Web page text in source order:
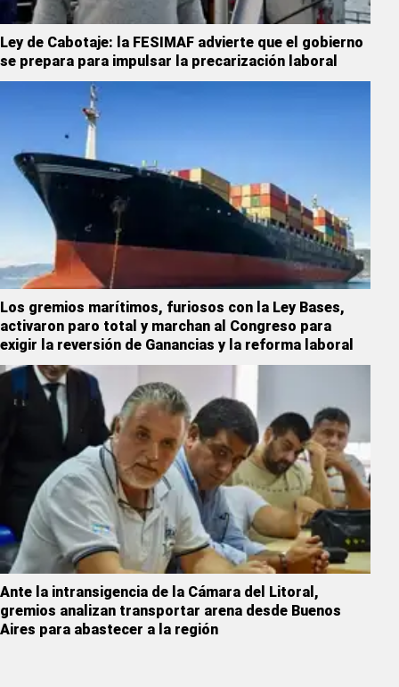
Ley de Cabotaje: la FESIMAF advierte que el gobierno
se prepara para impulsar la precarización laboral
Los gremios marítimos, furiosos con la Ley Bases,
activaron paro total y marchan al Congreso para
exigir la reversión de Ganancias y la reforma laboral
Ante la intransigencia de la Cámara del Litoral,
gremios analizan transportar arena desde Buenos
Aires para abastecer a la región